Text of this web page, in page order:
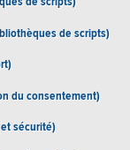
de scripts)
du consentement)
et sécurité)